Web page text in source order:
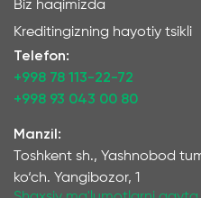
Biz haqimizda
Kreditingizning hayotiy tsikli
Telefon:
+998 78 113-22-72
+998 93 043 00 80
Manzil:
Toshkent sh., Yashnobod
ko‘ch. Yangibozor, 1